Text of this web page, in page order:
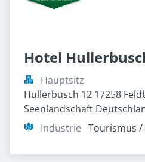
Hotel
Hauptsitz
Hullerbusch 12 17258
Seenlandschaft
Industrie Tourismus